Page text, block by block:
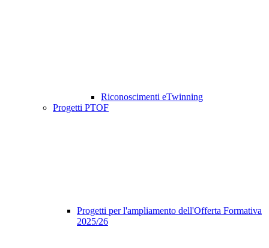
Riconoscimenti eTwinning
Progetti PTOF
Progetti per l'ampliamento dell'Offerta Formativa
2025/26